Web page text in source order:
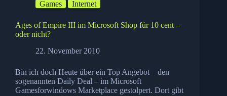
Games Internet
Ages of Empire III im Microsoft Shop für 10 cent –
oder nicht?
22. November 2010
Bin ich doch Heute über ein Top Angebot – den
sogenannten Daily Deal – im Microsoft
Gamesforwindows Marketplace gestolpert. Dort gibt